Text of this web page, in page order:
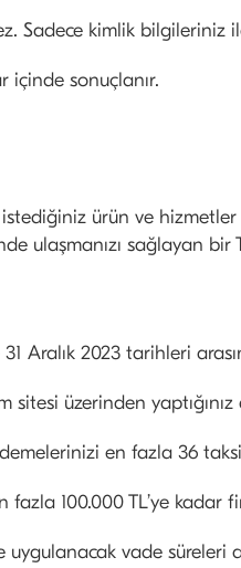
Sadece kimlik bilgileriniz
içinde sonuçlanır.
istediğiniz ürün ve
ulaşmanızı sağlayan
Aralık 2023 tarihleri
sitesi üzerinden
en fazla 36
fazla 100.000 TL’ye kadar
uygulanacak vade süreleri